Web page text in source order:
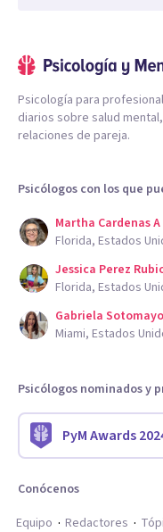
Psicología para
diarios sobre salud
relaciones de pareja.
Psicólogos con los que
Martha Cardenas A
Florida, Estados
Jessica Perez
Florida, Estados
Gabriela
Miami, Estados
Psicólogos nominados y
PyM Awards
Conócenos
Equipo
Redactores